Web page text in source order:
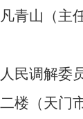
青山（主任
民调解委
楼（天门